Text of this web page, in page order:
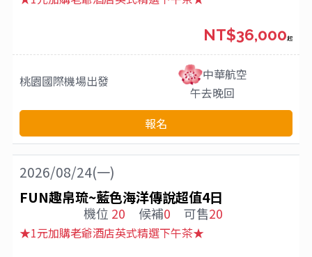
桃園國際機場出發
中華航空
午去晚回
NT$36,000起
報名
2026/08/24(一)
FUN趣帛琉~藍色海洋傳說超值4日
機位 20 候補0 可售20
★1元加購老爺酒店英式精選下午茶★